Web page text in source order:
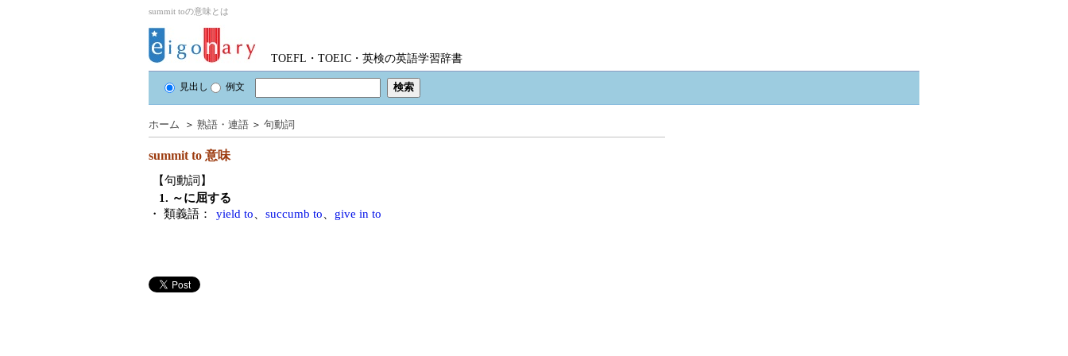
summit toの意味とは
TOEFL・TOEIC・英検の英語学習辞書
見出し 例文
ホーム ＞ 熟語・連語 ＞ 句動詞
summit to 意味
【句動詞】
1. ～に屈する
・ 類義語：
yield to succumb to give in to